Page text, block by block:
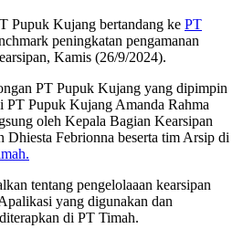
Kujang bertandang ke PT
peningkatan pengamanan
Kamis (26/9/2024).
PT Pupuk Kujang yang dipimpin
PT Pupuk Kujang Amanda Rahma
oleh Kepala Bagian Kearsipan
Dhiesta Febrionna beserta tim Arsip di
tentang pengelolaaan kearsipan
yang digunakan dan
di PT Timah.